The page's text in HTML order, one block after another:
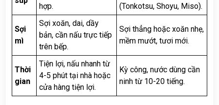
hợp. (Tonkotsu, Shoyu, Miso).
Sợi
mì
Sợi xoăn, dai, dầy
bản, cần nấu trực tiếp
trên bếp.
Sợi thẳng hoặc xoăn nhẹ,
mềm mướt, tươi mới.
Thời
gian
Tiện lợi, nấu nhanh từ
4-5 phút tại nhà hoặc
cửa hàng tiện lợi.
Kỳ công, nước dùng cần
ninh từ 10-20 tiếng.